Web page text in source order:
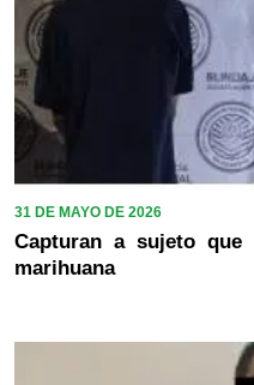
31 DE MAYO DE 2026
Capturan a sujeto
marihuana